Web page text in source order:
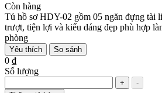
Còn hàng
Tủ hồ sơ HDY-02 gồm 05 ngăn đựng tài
trượt, tiện lợi và kiểu dáng đẹp phù hợp
phòng
Yêu thích So sánh
0 ₫
Số lượng
+
-